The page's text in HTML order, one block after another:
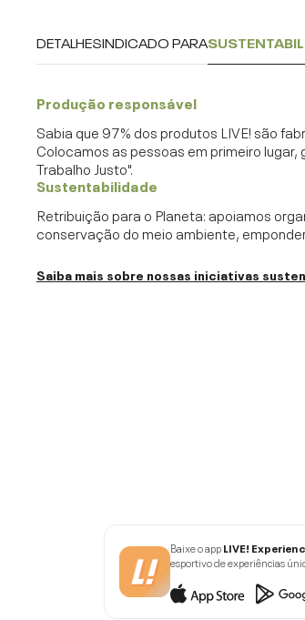
DETALHESINDICADO PARA
Produção responsável
Sabia que 97% dos produtos LIVE! são
Colocamos as pessoas em primeiro
Trabalho Justo".
Sustentabilidade
Retribuição para o Planeta: apoiamos
conservação do meio ambiente,
Saiba mais sobre nossas iniciativas
Baixe o appLIVE!
esportivo de experiências